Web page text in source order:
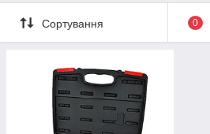
Сортування 0